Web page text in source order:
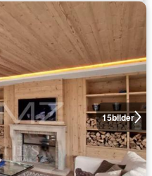
15bilder